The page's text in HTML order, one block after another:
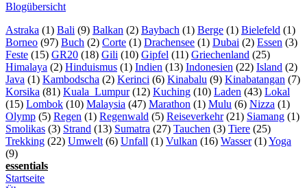
Blogübersicht
Astraka (1) Bali (9) Balkan (2) Baybach (1) Berge (1) Bielefeld (1)
Borneo (97) Buch (2) Corte (1) Drachensee (1) Dubai (2) Essen (3)
Feste (15) GR20 (18) Gili (10) Gipfel (11) Griechenland (25)
Himalaya (2) Hinduismus (1) Indien (13) Indonesien (22) Island (2)
Java (1) Kambodscha (2) Kerinci (6) Kinabalu (9) Kinabatangan (7)
Korsika (81) Kuala_Lumpur(12) Kuching (10) Laden (43) Lokal
(15) Lombok (10) Malaysia (47) Marathon (1) Mulu (6) Nizza (1)
Olymp (5) Regen (1) Regenwald (5) Reiseverkehr(21) Siamang (1)
Smolikas (3) Strand (13) Sumatra (27) Tauchen (3) Tiere (25)
Trekking (22) Umwelt (6) Unfall (1) Vulkan (16) Wasser(1)Yoga
(9)
essentials
Startseite